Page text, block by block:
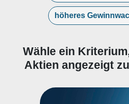
höheres
Wähle ein
Aktien angezeigt